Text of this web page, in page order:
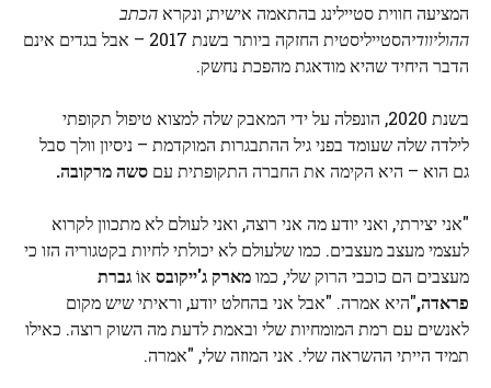
המציעה חווית סטיילינג בהתאמה אישית; ונקראהכתב
ההוליוודי
הסטייליסטית החזקה ביותר בשנת 2017 – אבל בגדים אינם
הדבר היחיד שהיא מודאגת מהפכת נחשק.
בשנת 2020, הונפלה על ידי המאבק שלה למצוא טיפול תקופתי
לילדה שלה שעומד בפני גיל ההתבגרות המוקדמת – ניסיון וולך סבל
גם הוא – היא הקימה את החברה התקופתית עם סשה מרקובה.
"אני יצירתי, ואני יודע מה אני רוצה, ואני לעולם לא מתכוון לקרוא
לעצמי מעצב מעצבים. כמו שלעולם לא יכולתי לחיות בקטגוריה הזו כי
מעצבים הם כוכבי הרוק שלי, כמומארק ג'ייקובס אוֹגברת
פראדה,"היא אמרה. "אבל אני בהחלט יודע, וראיתי שיש מקום
לאנשים עם רמת המומחיות שלי ובאמת לדעת מה השוק רוצה. כאילו
תמיד הייתי ההשראה שלי. אני המוזה שלי, "אמרה.